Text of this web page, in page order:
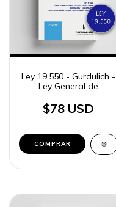
Ley 19.550 - Gurdulich -
Ley General de
$78 USD
COMPRAR